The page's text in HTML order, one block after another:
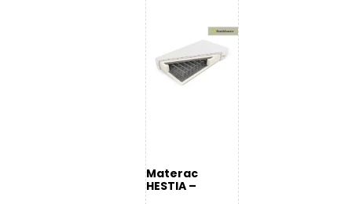
361 zł
do
2
352 zł
Materac
HESTIA –